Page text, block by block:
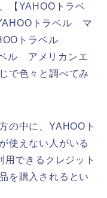
【YAHOOトラベ
トラベル マ
トラベル
ル アメリカンエ
で色々と調べてみ
の中に、YAHOOト
使えない人がいる
できるクレジット
を購入されるとい